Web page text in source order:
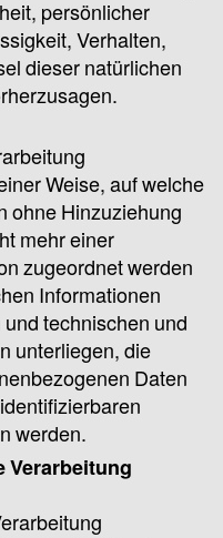
persönlicher
Verhalten,
dieser natürlichen
Weise, auf welche
ohne Hinzuziehung
mehr einer
zugeordnet werden
Informationen
technischen und
unterliegen, die
Daten
werden.
Verarbeitung